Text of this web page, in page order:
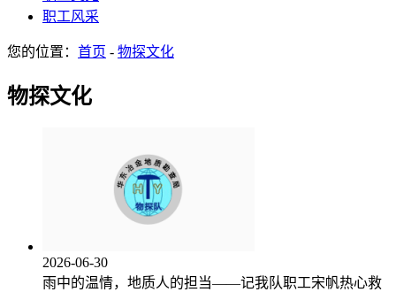
职工风采
您的位置： 首页 - 物探文化
物探文化
2026-06-30
雨中的温情，地质人的担当——记我队职工宋帆热心救